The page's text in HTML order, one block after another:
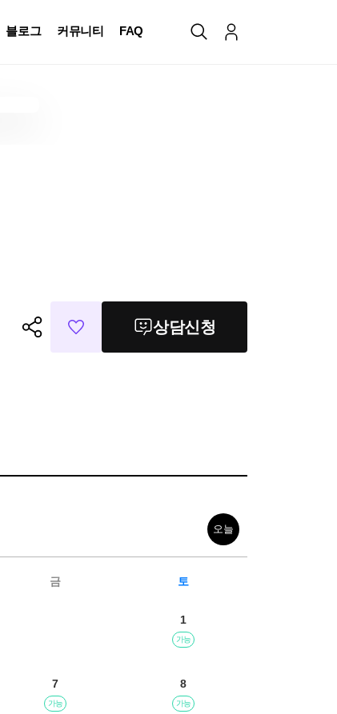
블로그 커뮤니티 FAQ
상담신청
오늘
금 토
1
가능
7
가능
8
가능